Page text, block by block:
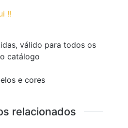
!!
válido para todos os
catálogo
e cores
relacionados